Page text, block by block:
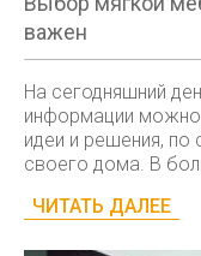
важен
На сегодняшний
информации можно
идеи и решения,
своего дома. В
ЧИТАТЬ ДАЛЕЕ